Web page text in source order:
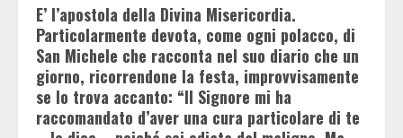
E’ l’apostola della Divina Misericordia.
Particolarmente devota, come ogni polacco, di
San Michele che racconta nel suo diario che un
giorno, ricorrendone la festa, improvvisamente
se lo trova accanto: “Il Signore mi ha
raccomandato d’aver una cura particolare di te